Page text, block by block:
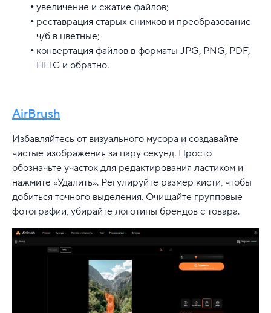
увеличение и сжатие файлов;
реставрация старых снимков и преобразование
ч/б в цветные;
конвертация файлов в форматы JPG, PNG, PDF,
HEIC и обратно.
AirBrush
Избавляйтесь от визуального мусора и создавайте
чистые изображения за пару секунд. Просто
обозначьте участок для редактирования ластиком и
нажмите «Удалить». Регулируйте размер кисти, чтобы
добиться точного выделения. Очищайте групповые
фотографии, убирайте логотипы брендов с товара.